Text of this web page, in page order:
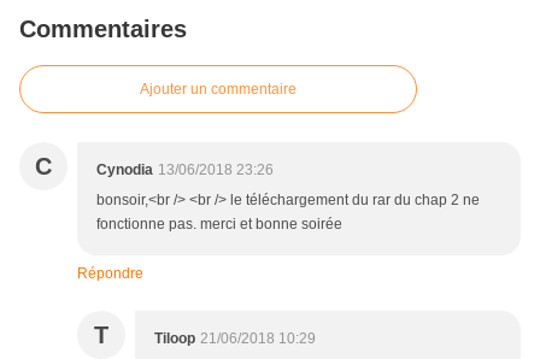
Commentaires
Ajouter un commentaire
C Cynodia 13/06/2018 23:26
bonsoir,<br /> <br /> le téléchargement du rar du chap 2 ne
fonctionne pas. merci et bonne soirée
Répondre
T Tiloop 21/06/2018 10:29